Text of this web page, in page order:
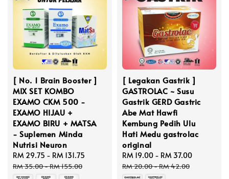
[ No. 1 Brain Booster ]
MIX SET KOMBO
EXAMO CKM 500 -
EXAMO HIJAU +
EXAMO BIRU + MATSA
- Suplemen Minda
Nutrisi Neuron
Sale
price
RM 29.75 - RM 131.75
RM 35.00-RM 155.00
[ Legakan Gastrik ]
GASTROLAC ~ Susu
Gastrik GERD Gastric
Abe Mat Hawfi
Kembung Pedih Ulu
Hati Medu gastrolac
original
Sale
price
RM 19.00 - RM 37.00
RM 20.00-RM 42.00